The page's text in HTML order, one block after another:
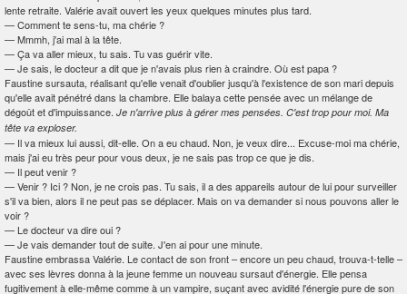
lente retraite. Valérie avait ouvert les yeux quelques minutes plus tard.
—Comment te sens-tu, ma chérie ?
—Mmmh, j'ai mal à la tête.
—Ça va aller mieux, tu sais. Tu vas guérir vite.
—Je sais, le docteur a dit que je n'avais plus rien à craindre. Où est papa ?
Faustine sursauta, réalisant qu'elle venait d'oublier jusqu'à l'existence de son mari depuis
qu'elle avait pénétré dans la chambre. Elle balaya cette pensée avec un mélange de
dégoût et d'impuissance. Je n'arrive plus à gérer mes pensées. C'est trop pour moi. Ma
tête va exploser.
— Il va mieux lui aussi, dit-elle. On a eu chaud. Non, je veux dire... Excuse-moi ma chérie,
mais j'ai eu très peur pour vous deux, je ne sais pas trop ce que je dis.
— Il peut venir ?
—Venir ? Ici ? Non, je ne crois pas. Tu sais, il a des appareils autour de lui pour surveiller
s'il va bien, alors il ne peut pas se déplacer. Mais on va demander si nous pouvons aller le
voir ?
—Le docteur va dire oui ?
—Je vais demander tout de suite. J'en ai pour une minute.
Faustine embrassa Valérie. Le contact de son front – encore un peu chaud, trouva-t-telle –
avec ses lèvres donna à la jeune femme un nouveau sursaut d'énergie. Elle pensa
fugitivement à elle-même comme à un vampire, suçant avec avidité l'énergie pure de son